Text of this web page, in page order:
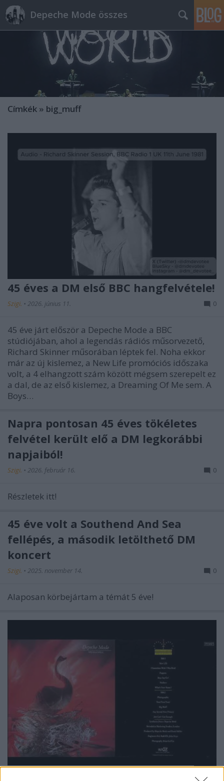
Depeche Mode összes
Címkék » big_muff
45 éves a DM első BBC hangfelvétele!
Szigi. • 2026. június 11. 0
45 éve járt először a Depeche Mode a BBC
stúdiójában, ahol a legendás rádiós műsorvezető,
Richard Skinner műsorában léptek fel. Noha ekkor
már az új kislemez, a New Life promóciós időszaka
volt, a 4 elhangzott szám között mégsem szerepelt ez
a dal, de az első kislemez, a Dreaming Of Me sem. A
Boys…
Napra pontosan 45 éves tökéletes
felvétel került elő a DM legkorábbi
napjaiból!
Szigi. • 2026. február 16. 0
Részletek itt!
45 éve volt a Southend And Sea
fellépés, a második letölthető DM
koncert
Szigi. • 2025. november 14. 0
Alaposan körbejártam a témát 5 éve!